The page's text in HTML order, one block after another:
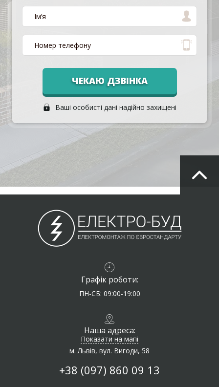
ЧЕКАЮ ДЗВІНКА
Ваші особисті дані надійно захищені
Графік роботи:
ПН-СБ: 09:00-19:00
Наша адреса:
Показати на мапі
м. Львів, вул. Вигоди, 58
+38 (097) 860 09 13